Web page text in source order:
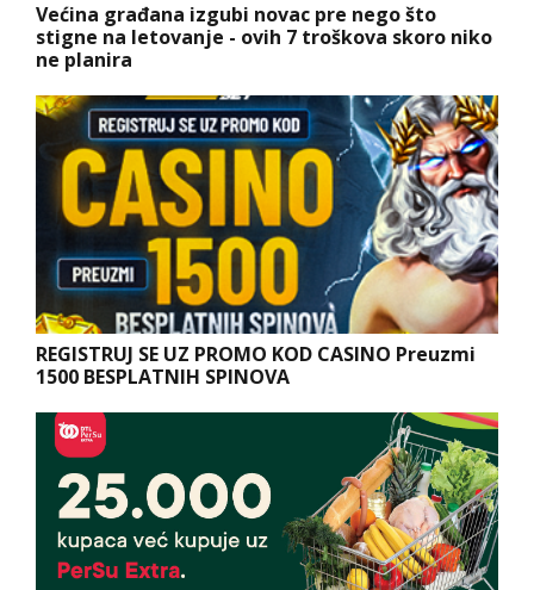
Većina građana izgubi novac pre nego što
stigne na letovanje - ovih 7 troškova skoro niko
ne planira
REGISTRUJ SE UZ PROMO KOD CASINO Preuzmi
1500 BESPLATNIH SPINOVA